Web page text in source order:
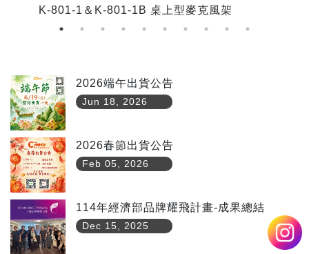
K-801-1＆K-801-1B 桌上型麥克風架
2026端午出貨公告
Jun 18, 2026
2026春節出貨公告
Feb 05, 2026
114年經濟部品牌耀飛計畫-成果總結
Dec 15, 2025